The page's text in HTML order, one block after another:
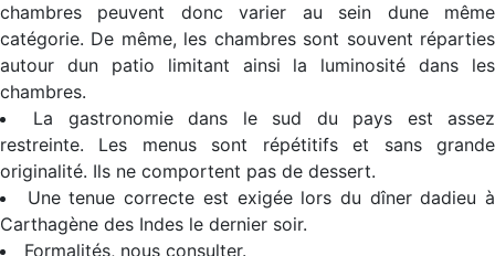
chambres peuvent donc varier au sein dune même
catégorie. De même, les chambres sont souvent réparties
autour dun patio limitant ainsi la luminosité dans les
chambres.
La gastronomie dans le sud du pays est assez
restreinte. Les menus sont répétitifs et sans grande
originalité. Ils ne comportent pas de dessert.
Une tenue correcte est exigée lors du dîner dadieu à
Carthagène des Indes le dernier soir.
Formalités, nous consulter.